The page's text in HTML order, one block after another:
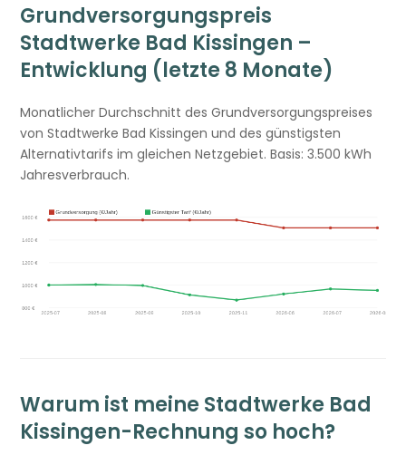
Grundversorgungspreis
Stadtwerke Bad Kissingen –
Entwicklung (letzte 8 Monate)
Monatlicher Durchschnitt des Grundversorgungspreises
von Stadtwerke Bad Kissingen und des günstigsten
Alternativtarifs im gleichen Netzgebiet. Basis: 3.500 kWh
Jahresverbrauch.
Warum ist meine Stadtwerke Bad
Kissingen-Rechnung so hoch?